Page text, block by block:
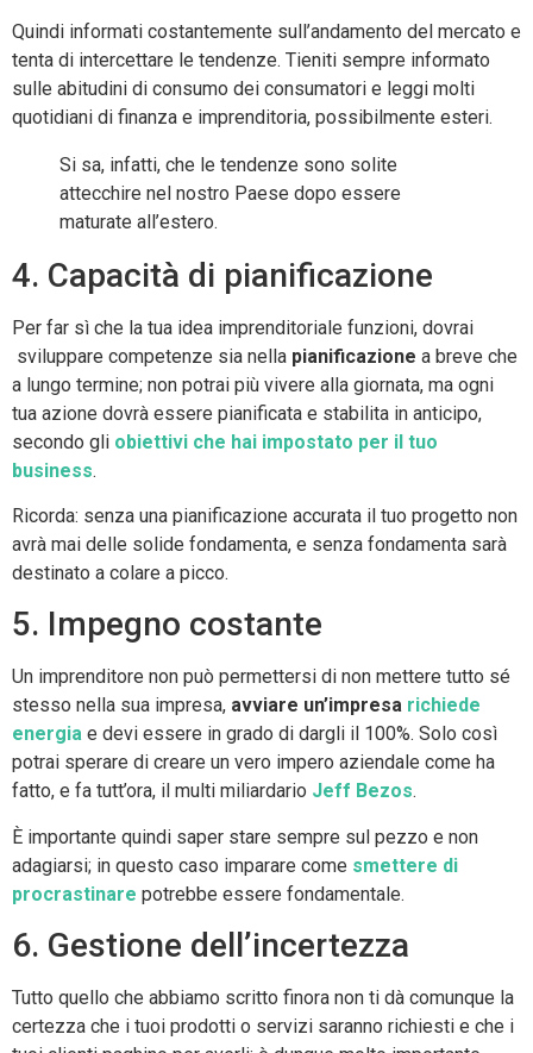
Quindi informati costantemente sull’andamento del mercato e
tenta di intercettare le tendenze. Tieniti sempre informato
sulle abitudini di consumo dei consumatori e leggi molti
quotidiani di finanza e imprenditoria, possibilmente esteri.
Si sa, infatti, che le tendenze sono solite
attecchire nel nostro Paese dopo essere
maturate all’estero.
4. Capacità di pianificazione
Per far sì che la tua idea imprenditoriale funzioni, dovrai
sviluppare competenze sia nella pianificazione a breve che
a lungo termine; non potrai più vivere alla giornata, ma ogni
tua azione dovrà essere pianificata e stabilita in anticipo,
secondo gli obiettivi che hai impostato per il tuo
business.
Ricorda: senza una pianificazione accurata il tuo progetto non
avrà mai delle solide fondamenta, e senza fondamenta sarà
destinato a colare a picco.
5. Impegno costante
Un imprenditore non può permettersi di non mettere tutto sé
stesso nella sua impresa, avviare un’impresa richiede
energia e devi essere in grado di dargli il 100%. Solo così
potrai sperare di creare un vero impero aziendale come ha
fatto, e fa tutt’ora, il multi miliardario Jeff Bezos.
È importante quindi saper stare sempre sul pezzo e non
adagiarsi; in questo caso imparare come smettere di
procrastinare potrebbe essere fondamentale.
6. Gestione dell’incertezza
Tutto quello che abbiamo scritto finora non ti dà comunque la
certezza che i tuoi prodotti o servizi saranno richiesti e che i